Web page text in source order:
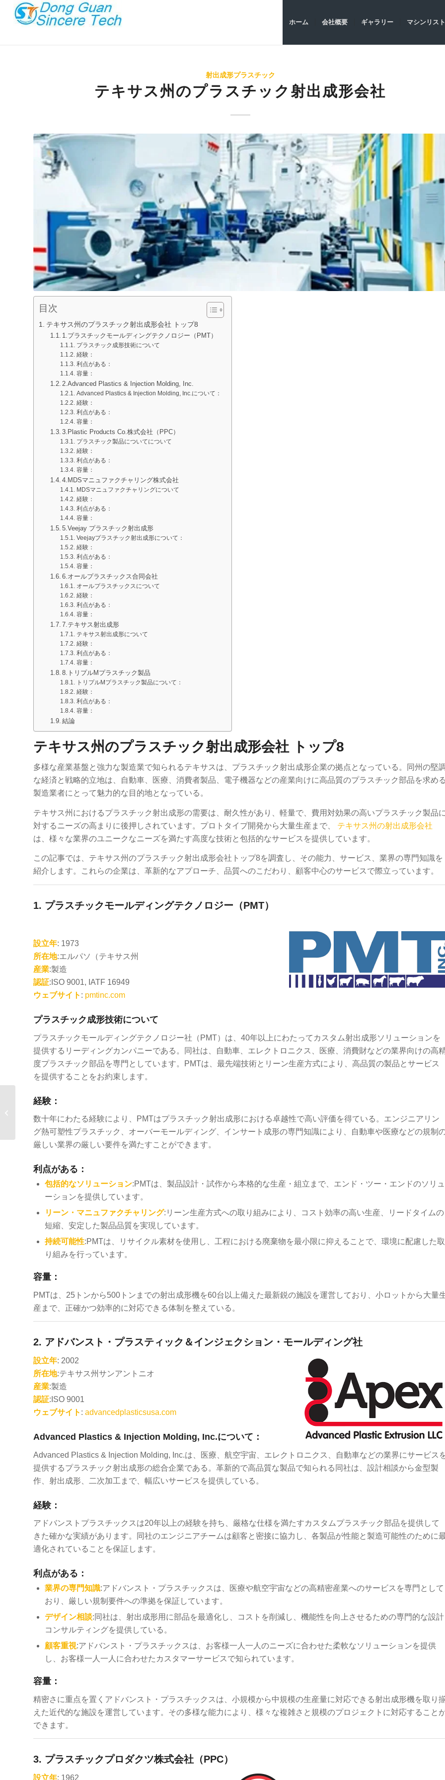
ホーム 会社概要 ギャラリー マシンリスト
射出成形プラスチック
テキサス州のプラスチック射出成形会社
目次
テキサス州のプラスチック射出成形会社 トップ8
1.プラスチックモールディングテクノロジー（PMT）
プラスチック成形技術について
経験：
利点がある：
容量：
2.Advanced Plastics & Injection Molding, Inc.
Advanced Plastics & Injection Molding, Inc.について：
経験：
利点がある：
容量：
3.Plastic Products Co.株式会社（PPC）
プラスチック製品についてについて
経験：
利点がある：
容量：
4.MDSマニュファクチャリング株式会社
MDSマニュファクチャリングについて
経験：
利点がある：
容量：
5.Veejay プラスチック射出成形
Veejayプラスチック射出成形について：
経験：
利点がある：
容量：
6.オールプラスチックス合同会社
オールプラスチックスについて
経験：
利点がある：
容量：
7.テキサス射出成形
テキサス射出成形について
経験：
利点がある：
容量：
8.トリプルMプラスチック製品
トリプルMプラスチック製品について：
経験：
利点がある：
容量：
結論
テキサス州のプラスチック射出成形会社 トップ8
多様な産業基盤と強力な製造業で知られるテキサスは、プラスチック射出成形企業の拠点となっている。同州の堅
な経済と戦略的立地は、自動車、医療、消費者製品、電子機器などの産業向けに高品質のプラスチック部品を求め
製造業者にとって魅力的な目的地となっている。
テキサス州におけるプラスチック射出成形の需要は、耐久性があり、軽量で、費用対効果の高いプラスチック製品
対するニーズの高まりに後押しされています。プロトタイプ開発から大量生産まで、 テキサス州の射出成形会社
は、様々な業界のユニークなニーズを満たす高度な技術と包括的なサービスを提供しています。
この記事では、テキサス州のプラスチック射出成形会社トップ8を調査し、その能力、サービス、業界の専門知識を
紹介します。これらの企業は、革新的なアプローチ、品質へのこだわり、顧客中心のサービスで際立っています。
1. プラスチックモールディングテクノロジー（PMT）
設立年: 1973
所在地:エルパソ（テキサス州
産業:製造
認証:ISO 9001, IATF 16949
ウェブサイト : pmtinc.com
プラスチック成形技術について
プラスチックモールディングテクノロジー社（PMT）は、40年以上にわたってカスタム射出成形ソリューションを
提供するリーディングカンパニーである。同社は、自動車、エレクトロニクス、医療、消費財などの業界向けの高
度プラスチック部品を専門としています。PMTは、最先端技術とリーン生産方式により、高品質の製品とサービス
を提供することをお約束します。
経験：
数十年にわたる経験により、PMTはプラスチック射出成形における卓越性で高い評価を得ている。エンジニアリン
グ熱可塑性プラスチック、オーバーモールディング、インサート成形の専門知識により、自動車や医療などの規制
厳しい業界の厳しい要件を満たすことができます。
利点がある：
包括的なソリューション:PMTは、製品設計・試作から本格的な生産・組立まで、エンド・ツー・エンドのソリュ
ーションを提供しています。
リーン・マニュファクチャリング:リーン生産方式への取り組みにより、コスト効率の高い生産、リードタイムの
短縮、安定した製品品質を実現しています。
持続可能性:PMTは、リサイクル素材を使用し、工程における廃棄物を最小限に抑えることで、環境に配慮した取
り組みを行っています。
容量：
PMTは、25トンから500トンまでの射出成形機を60台以上備えた最新鋭の施設を運営しており、小ロットから大量
産まで、正確かつ効率的に対応できる体制を整えている。
2. アドバンスト・プラスティック＆インジェクション・モールディング社
設立年: 2002
所在地:テキサス州サンアントニオ
産業:製造
認証:ISO 9001
ウェブサイト : advancedplasticsusa.com
Advanced Plastics & Injection Molding, Inc.について：
Advanced Plastics & Injection Molding, Inc.は、医療、航空宇宙、エレクトロニクス、自動車などの業界にサービス
提供するプラスチック射出成形の総合企業である。革新的で高品質な製品で知られる同社は、設計相談から金型製
作、射出成形、二次加工まで、幅広いサービスを提供している。
経験：
アドバンストプラスチックスは20年以上の経験を持ち、厳格な仕様を満たすカスタムプラスチック部品を提供して
きた確かな実績があります。同社のエンジニアチームは顧客と密接に協力し、各製品が性能と製造可能性のために
適化されていることを保証します。
利点がある：
業界の専門知識:アドバンスト・プラスチックスは、医療や航空宇宙などの高精密産業へのサービスを専門として
おり、厳しい規制要件への準拠を保証しています。
デザイン相談:同社は、射出成形用に部品を最適化し、コストを削減し、機能性を向上させるための専門的な設計
コンサルティングを提供している。
顧客重視:アドバンスト・プラスチックスは、お客様一人一人のニーズに合わせた柔軟なソリューションを提供
し、お客様一人一人に合わせたカスタマーサービスで知られています。
容量：
精密さに重点を置くアドバンスト・プラスチックスは、小規模から中規模の生産量に対応できる射出成形機を取り
えた近代的な施設を運営しています。その多様な能力により、様々な複雑さと規模のプロジェクトに対応すること
できます。
3. プラスチックプロダクツ株式会社（PPC）
設立年: 1962
米国の射出成形会社ト
ップ10